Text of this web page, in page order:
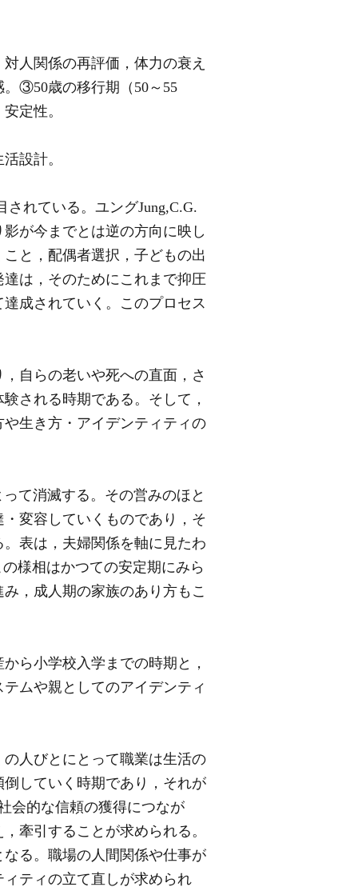
人関係の再評価，体力の衰え
③50歳の移行期（50～55
定性。
設計。
れている。ユングJung,C.G.
が今までとは逆の方向に映し
と，配偶者選択，子どもの出
は，そのためにこれまで抑圧
成されていく。このプロセス
自らの老いや死への直面，さ
される時期である。そして，
生き方・アイデンティティの
て消滅する。その営みのほと
変容していくものであり，そ
表は，夫婦関係を軸に見たわ
様相はかつての安定期にみら
，成人期の家族のあり方もこ
ら小学校入学までの時期と，
ムや親としてのアイデンティ
人びとにとって職業は生活の
していく時期であり，それが
会的な信頼の獲得につなが
牽引することが求められる。
る。職場の人間関係や仕事が
ティの立て直しが求められ